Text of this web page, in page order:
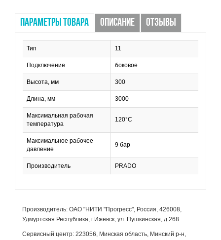
ПАРАМЕТРЫ ТОВАРА ОПИСАНИЕ ОТЗЫВЫ
Тип 11
Подключение боковое
Высота, мм 300
Длина, мм 3000
Максимальная рабочая
температура
120°C
Максимальное рабочее
давление
9 бар
Производитель PRADO
Производитель: ОАО "НИТИ "Прогресс", Россия, 426008,
Удмуртская Республика, г.Ижевск, ул. Пушкинская, д.268
Сервисный центр: 223056, Минская область, Минский р-н,